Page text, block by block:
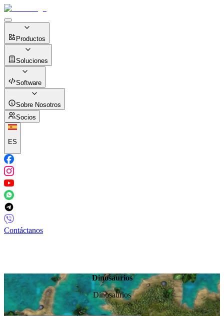
Productos
Soluciones
Software
Sobre Nosotros
Socios
ES
Contáctanos
Dinosaurios
Dinosaurios